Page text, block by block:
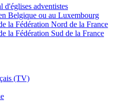
d'églises adventistes
Belgique ou au Luxembourg
la Fédération Nord de la France
la Fédération Sud de la France
(TV)